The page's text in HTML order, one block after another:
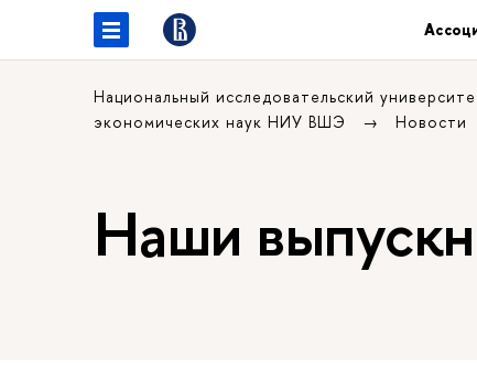
Национальный исследовательский
экономических наук НИУ ВШЭ
Новости
Наши